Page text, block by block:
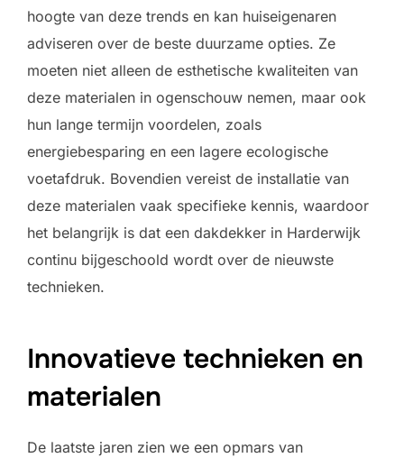
hoogte van deze trends en kan huiseigenaren
adviseren over de beste duurzame opties. Ze
moeten niet alleen de esthetische kwaliteiten van
deze materialen in ogenschouw nemen, maar ook
hun lange termijn voordelen, zoals
energiebesparing en een lagere ecologische
voetafdruk. Bovendien vereist de installatie van
deze materialen vaak specifieke kennis, waardoor
het belangrijk is dat een dakdekker in Harderwijk
continu bijgeschoold wordt over de nieuwste
technieken.
Innovatieve technieken en
materialen
De laatste jaren zien we een opmars van